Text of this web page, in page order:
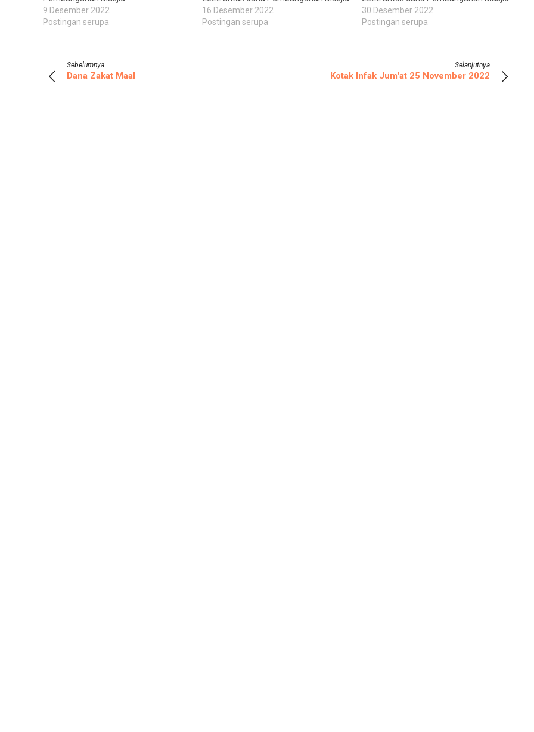
9 Desember 2022
Postingan serupa
16 Desember 2022
Postingan serupa
30 Desember 2022
Postingan serupa
Sebelumnya
Dana Zakat Maal
Selanjutnya
Kotak Infak Jum'at 25 November 2022